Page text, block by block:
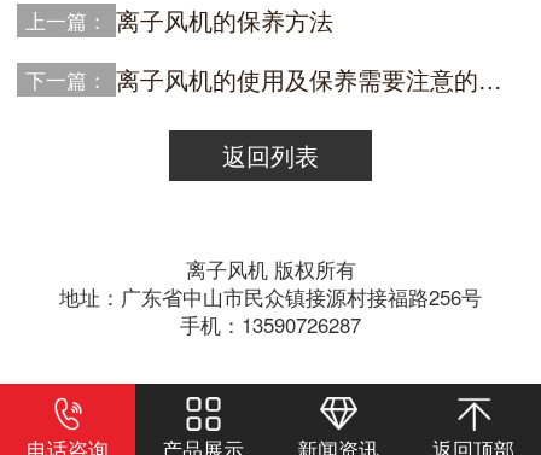
上一篇： 离子风机的保养方法
下一篇： 离子风机的使用及保养需要注意的地方
返回列表
离子风机 版权所有
地址：广东省中山市民众镇接源村接福路256号
手机：13590726287
电话咨询 产品展示 新闻资讯 返回顶部